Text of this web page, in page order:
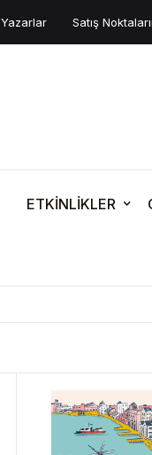
Yazarlar Satış
ETKİNLİKLER